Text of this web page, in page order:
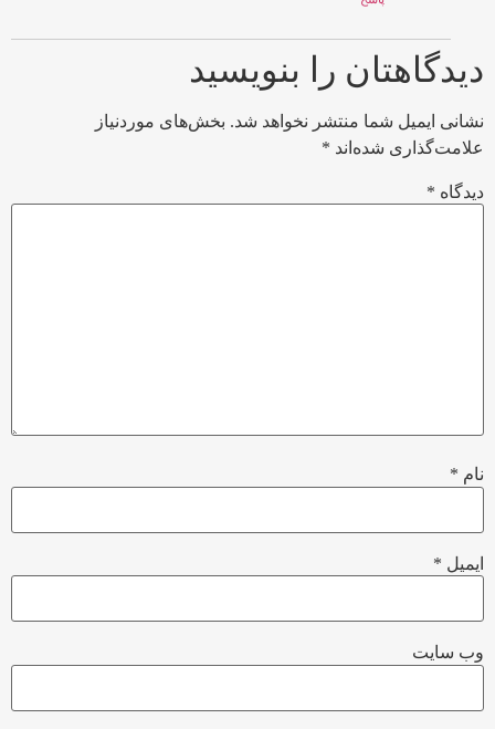
دیدگاهتان را بنویسید
نشانی ایمیل شما منتشر نخواهد شد. بخش‌های موردنیاز
علامت‌گذاری شده‌اند *
دیدگاه *
نام *
ایمیل *
وب‌ سایت